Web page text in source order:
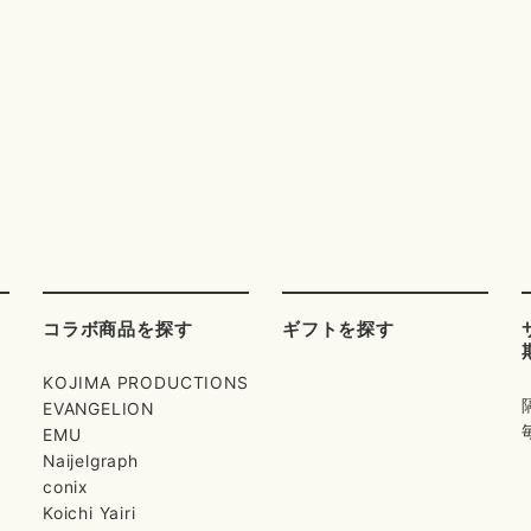
コラボ商品を探す
KOJIMA PRODUCTIONS
EVANGELION
EMU
Naijelgraph
conix
Koichi Yairi
ギフトを探す